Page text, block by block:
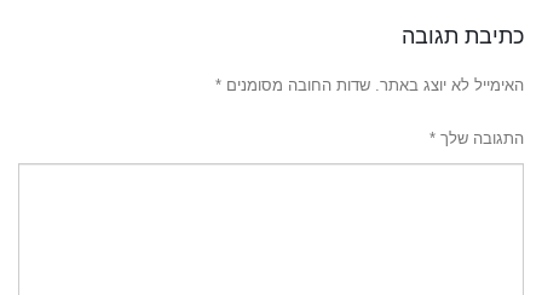
כתיבת תגובה
האימייל לא יוצג באתר. שדות החובה מסומנים *
התגובה שלך *